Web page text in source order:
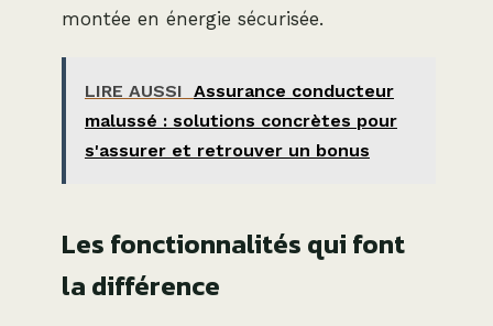
montée en énergie sécurisée.
LIRE AUSSI Assurance conducteur
malussé : solutions concrètes pour
s'assurer et retrouver un bonus
Les fonctionnalités qui font
la différence